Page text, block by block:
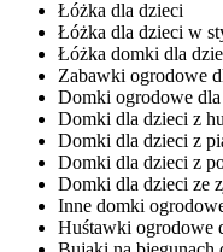
Łóżka dla dzieci
Łóżka dla dzieci w
Łóżka domki dla
Zabawki ogrodowe
Domki ogrodowe dla
Domki dla dzieci z
Domki dla dzieci z
Domki dla dzieci z
Domki dla dzieci ze
Inne domki
Huśtawki ogrodowe